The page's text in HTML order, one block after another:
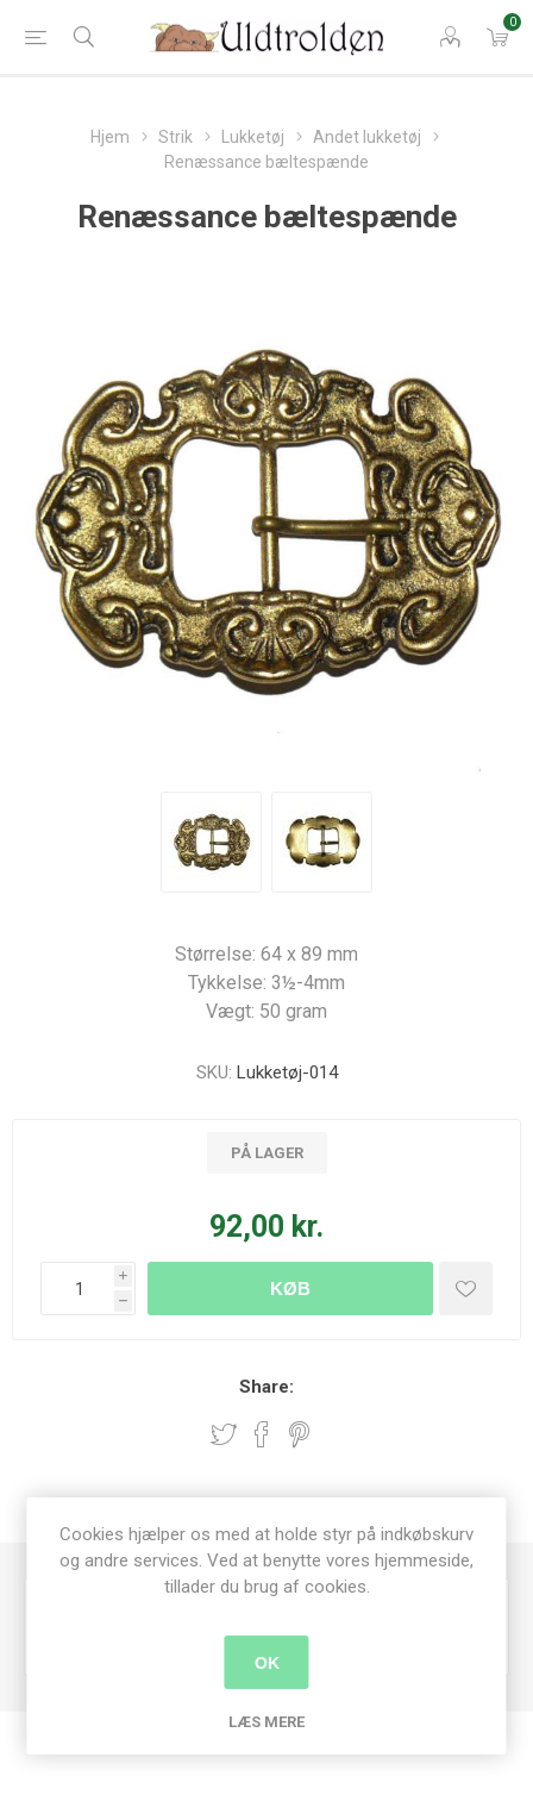
0
Hjem Strik Lukketøj
Andet lukketøj
Renæssance bæltespænde
Renæssance bæltespænde
Størrelse: 64 x 89 mm
Tykkelse: 3½-4mm
Vægt: 50 gram
SKU: Lukketøj-014
PÅ LAGER
92,00 kr.
i
h
KØB
Share:
Cookies hjælper os med at holde styr på indkøbskurv
og andre services. Ved at benytte vores hjemmeside,
tillader du brug af cookies.
OK
LÆS MERE